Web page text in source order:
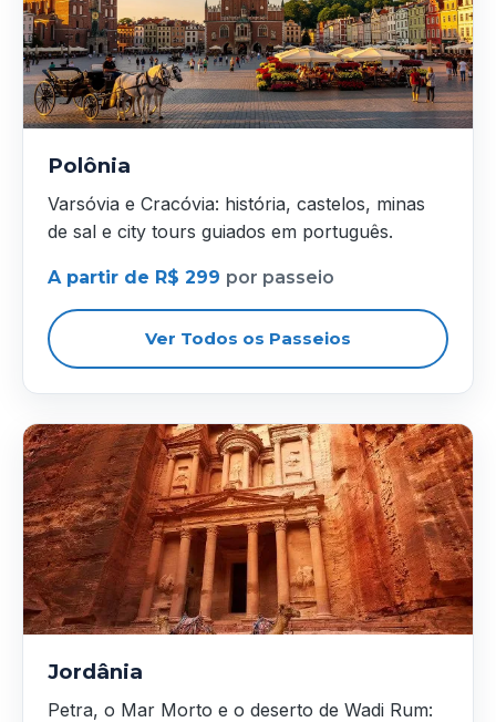
Polônia
Varsóvia e Cracóvia: história, castelos, minas
de sal e city tours guiados em português.
A partir de R$ 299 por passeio
Ver Todos os Passeios
Jordânia
Petra, o Mar Morto e o deserto de Wadi Rum: